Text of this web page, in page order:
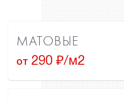
МАТОВЫЕ
от 290 ₽/м2